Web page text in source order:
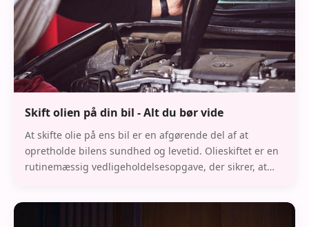
Skift olien på din bil - Alt du bør vide
At skifte olie på ens bil er en afgørende del af at
opretholde bilens sundhed og levetid. Olieskiftet er en
rutinemæssig vedligeholdelsesopgave, der sikrer, at